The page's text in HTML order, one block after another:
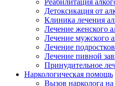
Реабилитация
Детоксикация от
Клиника лечения
Лечение женского
Лечение мужского
Лечение
Лечение пивной
Принудительное
Наркологическая помощь
Вызов нарколога